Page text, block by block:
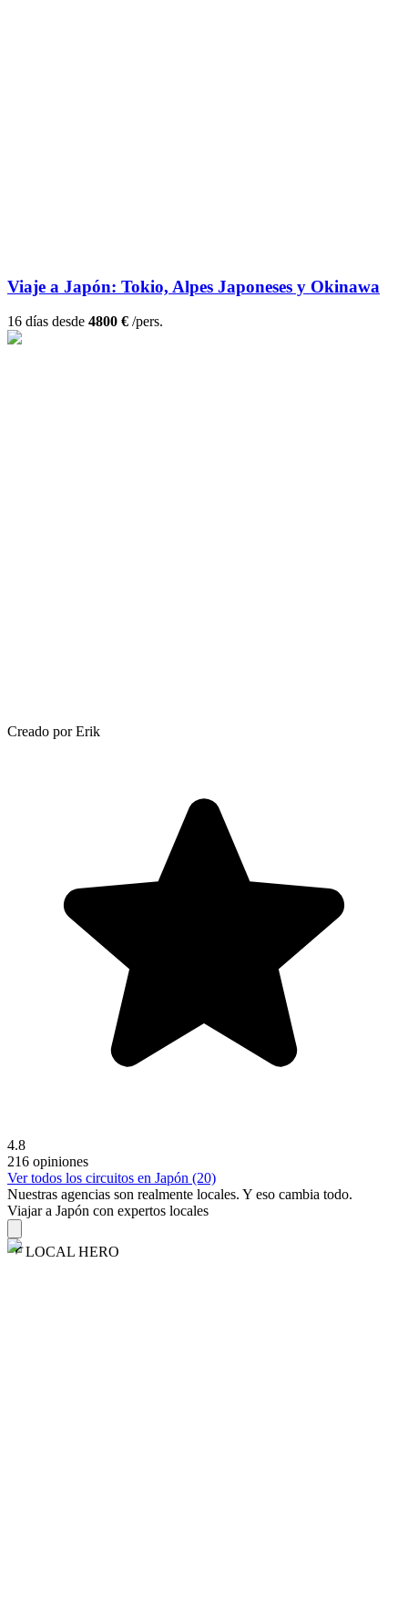
Viaje a Japón: Tokio, Alpes Japoneses y Okinawa
16 días desde 4800 € /pers.
Creado por Erik
4.8
216 opiniones
Ver todos los circuitos en Japón (20)
Nuestras agencias son realmente locales. Y eso cambia todo.
Viajar a Japón con expertos locales
LOCAL HERO